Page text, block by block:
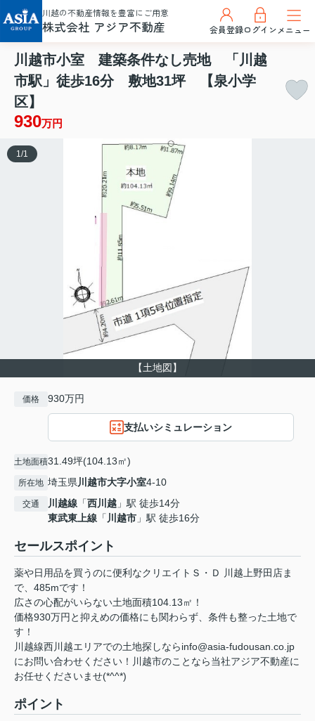
川越の不動産情報を豊富にご用意
株式会社 アジア不動産 会員登録ログインメニュー
川越市小室 建築条件なし売地 「川越
市駅」徒歩16分 敷地31坪 【泉小学
区】
930万円
【土地図】
1 /1
価格 930万円
支払いシミュレーション
土地面積31.49坪(104.13㎡)
所在地 埼玉県川越市大字小室4-10
交通 川越線 「西川越 」駅 徒歩14分
東武東上線 「 川越市 」駅 徒歩16分
セールスポイント
薬や日用品を買うのに便利なクリエイトＳ・Ｄ 川越上野田店ま
で、485mです！
広さの心配がいらない土地面積104.13㎡！
価格930万円と抑えめの価格にも関わらず、条件も整った土地で
す！
川越線西川越エリアでの土地探しならinfo@asia-fudousan.co.jp
にお問い合わせください！川越市のことなら当社アジア不動産に
お任せくださいませ(*^^*)
ポイント